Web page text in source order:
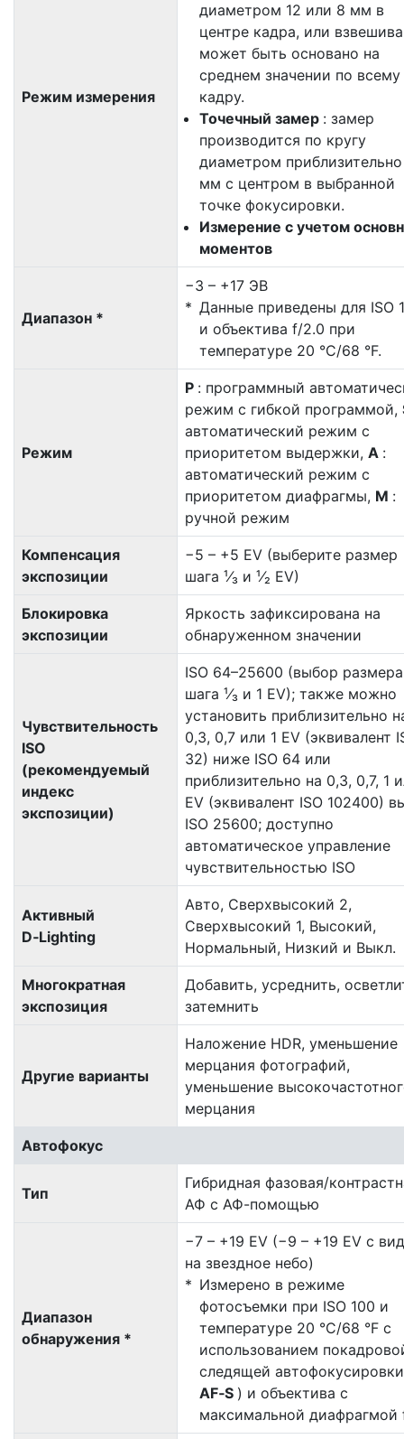
Режим измерения
диаметром 12 или 8 мм в
центре кадра, или
может быть основано на
среднем значении по всему
кадру.
Точечный замер : замер
производится по кругу
диаметром
мм с центром в выбранной
точке фокусировки.
Измерение с учетом
моментов
Диапазон *
−3 – +17 ЭВ
Данные приведены для ISO
и объектива f/2.0 при
температуре 20 °C/68 °F.
Режим
P : программный
режим с гибкой программой,
автоматический режим с
приоритетом выдержки, A :
автоматический режим с
приоритетом диафрагмы, M :
ручной режим
Компенсация
экспозиции
−5 – +5 EV (выберите размер
шага ¹⁄₃ и ¹⁄₂ EV)
Блокировка
экспозиции
Яркость зафиксирована на
обнаруженном значении
Чувствительность
ISO
(рекомендуемый
индекс
экспозиции)
ISO 64–25600 (выбор размера
шага ¹⁄₃ и 1 EV); также можно
установить приблизительно
0,3, 0,7 или 1 EV (эквивалент
32) ниже ISO 64 или
приблизительно на 0,3, 0,7, 1
EV (эквивалент ISO 102400)
ISO 25600; доступно
автоматическое управление
чувствительностью ISO
Активный
D‑Lighting
Авто, Сверхвысокий 2,
Сверхвысокий 1, Высокий,
Нормальный, Низкий и Выкл.
Многократная
экспозиция
Добавить, усреднить,
затемнить
Другие варианты
Наложение HDR, уменьшение
мерцания фотографий,
уменьшение
мерцания
Автофокус
Тип
Гибридная фазовая/
АФ с АФ-помощью
Диапазон
обнаружения *
−7 – +19 EV (−9 – +19 EV с
на звездное небо)
Измерено в режиме
фотосъемки при ISO 100 и
температуре 20 °C/68 °F с
использованием
следящей
AF‑S ) и объектива с
максимальной диафрагмой